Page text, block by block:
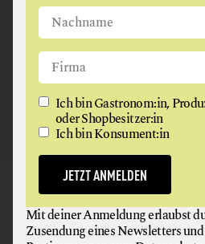
2326 Maria Lanzendorf
GAUMEN HOCH
NEWSLETTER
Ich bin Gastronom:in,
oder Shopbesitzer:in
Ich bin Konsument:in
JETZT ANMELDEN
Mit deiner Anmeldung erlaubst
Zusendung eines Newsletters